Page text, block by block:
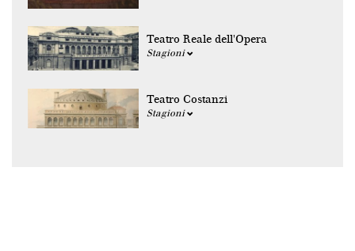
Teatro Reale dell'Opera
Stagioni
Teatro Costanzi
Stagioni